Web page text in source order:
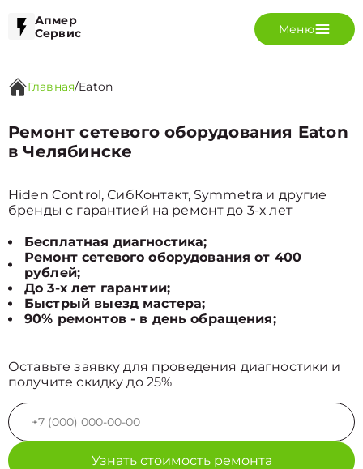
Апмер
Сервис
Меню
Главная/Eaton
Ремонт сетевого оборудования Eaton
в Челябинске
Hiden Control, СибКонтакт, Symmetra и другие
бренды с гарантией на ремонт до 3-х лет
Бесплатная диагностика;
Ремонт сетевого оборудования от 400
рублей;
До 3-х лет гарантии;
Быстрый выезд мастера;
90% ремонтов - в день обращения;
Оставьте заявку для проведения диагностики и
получите скидку до 25%
Узнать стоимость ремонта